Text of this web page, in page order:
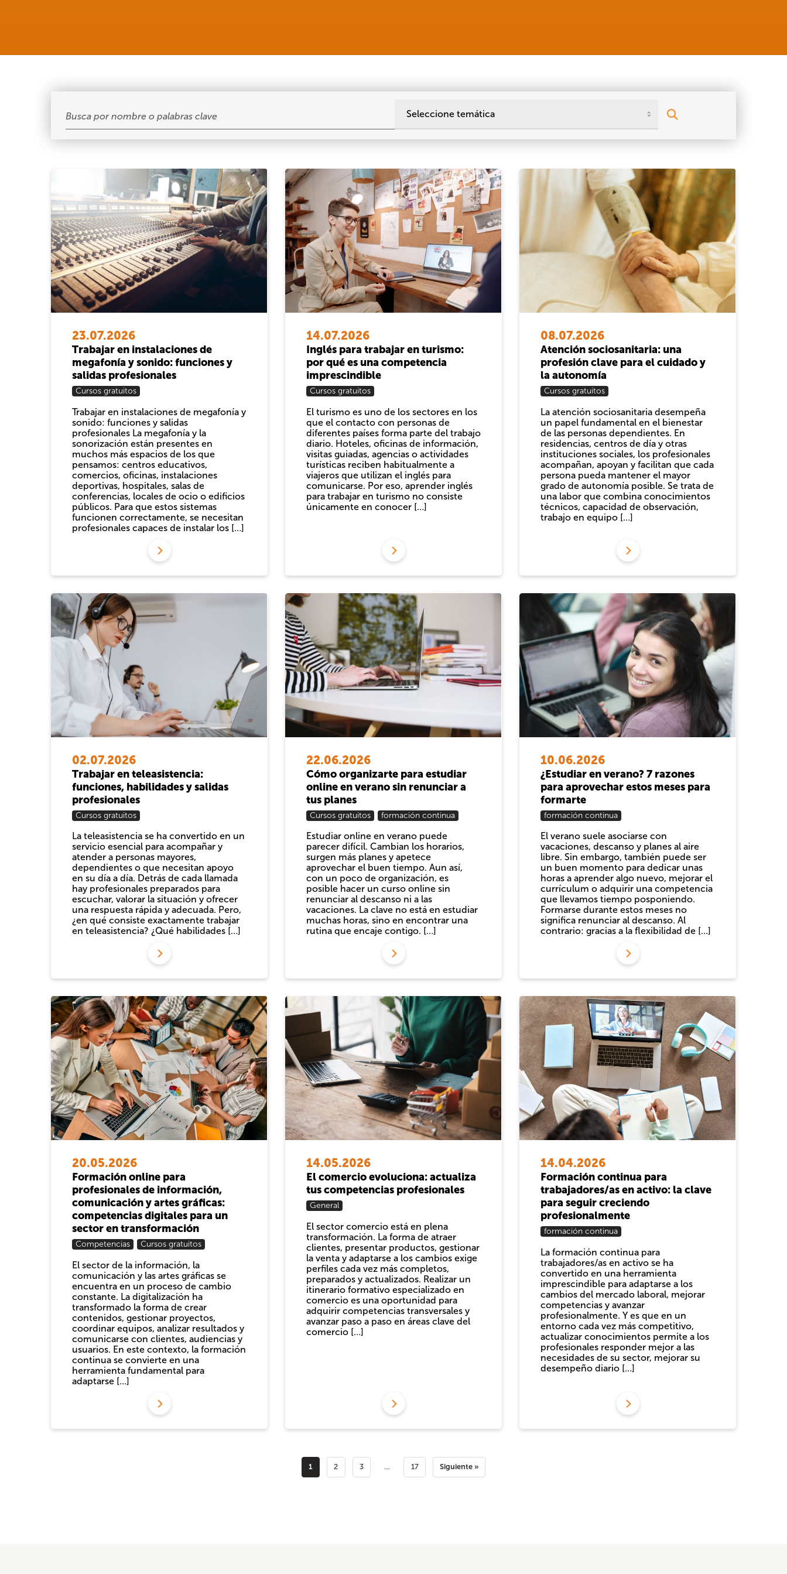
entradas
23.07.2026
Trabajar en instalaciones de
megafonía y sonido: funciones y
salidas profesionales
Cursos gratuitos
Trabajar en instalaciones de megafonía y
sonido: funciones y salidas
profesionales La megafonía y la
sonorización están presentes en
muchos más espacios de los que
pensamos: centros educativos,
comercios, oficinas, instalaciones
deportivas, hospitales, salas de
conferencias, locales de ocio o edificios
públicos. Para que estos sistemas
funcionen correctamente, se necesitan
profesionales capaces de instalar los […]
14.07.2026
Inglés para trabajar en turismo:
por qué es una competencia
imprescindible
Cursos gratuitos
El turismo es uno de los sectores en los
que el contacto con personas de
diferentes países forma parte del trabajo
diario. Hoteles, oficinas de información,
visitas guiadas, agencias o actividades
turísticas reciben habitualmente a
viajeros que utilizan el inglés para
comunicarse. Por eso, aprender inglés
para trabajar en turismo no consiste
únicamente en conocer […]
08.07.2026
Atención sociosanitaria: una
profesión clave para el cuidado y
la autonomía
Cursos gratuitos
La atención sociosanitaria desempeña
un papel fundamental en el bienestar
de las personas dependientes. En
residencias, centros de día y otras
instituciones sociales, los profesionales
acompañan, apoyan y facilitan que cada
persona pueda mantener el mayor
grado de autonomía posible. Se trata de
una labor que combina conocimientos
técnicos, capacidad de observación,
trabajo en equipo […]
02.07.2026
Trabajar en teleasistencia:
funciones, habilidades y salidas
profesionales
Cursos gratuitos
La teleasistencia se ha convertido en un
servicio esencial para acompañar y
atender a personas mayores,
dependientes o que necesitan apoyo
en su día a día. Detrás de cada llamada
hay profesionales preparados para
escuchar, valorar la situación y ofrecer
una respuesta rápida y adecuada. Pero,
¿en qué consiste exactamente trabajar
en teleasistencia? ¿Qué habilidades […]
22.06.2026
Cómo organizarte para estudiar
online en verano sin renunciar a
tus planes
Cursos gratuitos formación continua
Estudiar online en verano puede
parecer difícil. Cambian los horarios,
surgen más planes y apetece
aprovechar el buen tiempo. Aun así,
con un poco de organización, es
posible hacer un curso online sin
renunciar al descanso ni a las
vacaciones. La clave no está en estudiar
muchas horas, sino en encontrar una
rutina que encaje contigo. […]
10.06.2026
¿Estudiar en verano? 7 razones
para aprovechar estos meses para
formarte
formación continua
El verano suele asociarse con
vacaciones, descanso y planes al aire
libre. Sin embargo, también puede ser
un buen momento para dedicar unas
horas a aprender algo nuevo, mejorar el
currículum o adquirir una competencia
que llevamos tiempo posponiendo.
Formarse durante estos meses no
significa renunciar al descanso. Al
contrario: gracias a la flexibilidad de […]
20.05.2026
Formación online para
profesionales de información,
comunicación y artes gráficas:
competencias digitales para un
sector en transformación
Competencias Cursos gratuitos
El sector de la información, la
comunicación y las artes gráficas se
encuentra en un proceso de cambio
constante. La digitalización ha
transformado la forma de crear
contenidos, gestionar proyectos,
coordinar equipos, analizar resultados y
comunicarse con clientes, audiencias y
usuarios. En este contexto, la formación
continua se convierte en una
herramienta fundamental para
adaptarse […]
14.05.2026
El comercio evoluciona: actualiza
tus competencias profesionales
General
El sector comercio está en plena
transformación. La forma de atraer
clientes, presentar productos, gestionar
la venta y adaptarse a los cambios exige
perfiles cada vez más completos,
preparados y actualizados. Realizar un
itinerario formativo especializado en
comercio es una oportunidad para
adquirir competencias transversales y
avanzar paso a paso en áreas clave del
comercio […]
14.04.2026
Formación continua para
trabajadores/as en activo: la clave
para seguir creciendo
profesionalmente
formación continua
La formación continua para
trabajadores/as en activo se ha
convertido en una herramienta
imprescindible para adaptarse a los
cambios del mercado laboral, mejorar
competencias y avanzar
profesionalmente. Y es que en un
entorno cada vez más competitivo,
actualizar conocimientos permite a los
profesionales responder mejor a las
necesidades de su sector, mejorar su
desempeño diario […]
1 2 3 … 17 Siguiente »